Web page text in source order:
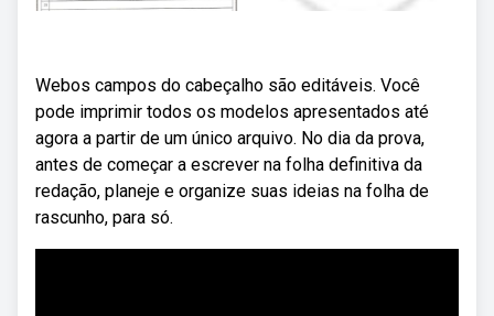
Webos campos do cabeçalho são editáveis. Você
pode imprimir todos os modelos apresentados até
agora a partir de um único arquivo. No dia da prova,
antes de começar a escrever na folha definitiva da
redação, planeje e organize suas ideias na folha de
rascunho, para só.